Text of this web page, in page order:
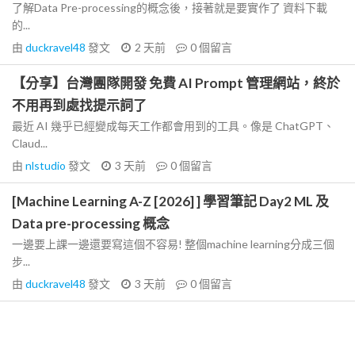
了解Data Pre-processing的概念後，接著就是要實作了 資料下載
的...
由 duckravel48 發文 2 天前 0個留言
【分享】台灣團隊開發 免費 AI Prompt 管理網站，終於
不用再到處找提示詞了
最近 AI 幾乎已經變成每天工作都會用到的工具。像是 ChatGPT、
Claud...
由 nlstudio 發文 3 天前 0個留言
[Machine Learning A-Z [2026] ] 學習筆記 Day2 ML 及
Data pre-processing 概念
一邊要上課一邊還要寫這個不容易! 整個machine learning分成三個
步...
由 duckravel48 發文 3 天前 0個留言